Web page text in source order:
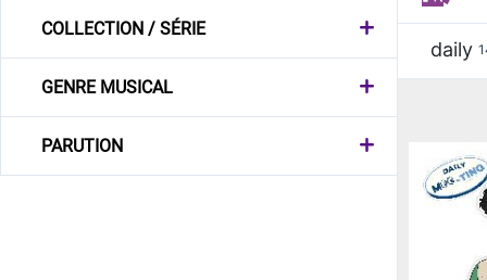
COLLECTION / SÉRIE
GENRE MUSICAL
PARUTION
daily